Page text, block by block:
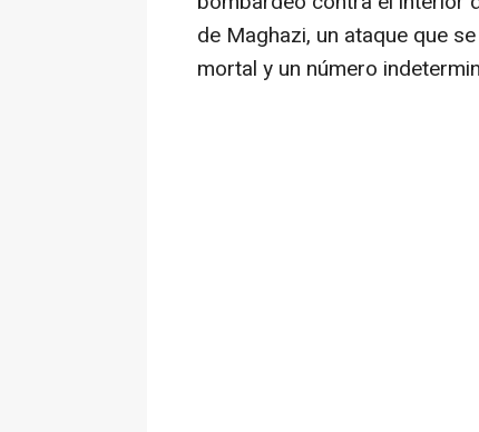
de Maghazi, un ataque que
mortal y un número